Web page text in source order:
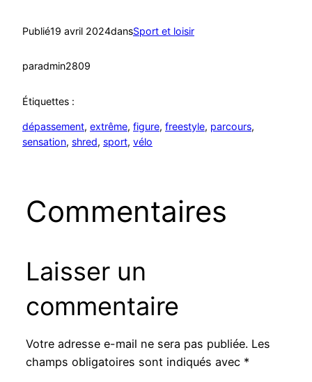
Publié19 avril 2024dansSport et loisir
paradmin2809
Étiquettes :
dépassement, extrême, figure, freestyle, parcours
sensation, shred, sport, vélo
Commentaires
Laisser un
commentaire
Votre adresse e-mail ne sera pas publiée. Les
champs obligatoires sont indiqués avec *